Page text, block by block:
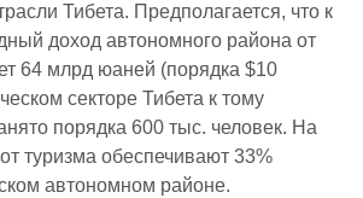
Тибета. Предполагается, что к
доход автономного района от
64 млрд юаней (порядка $10
секторе Тибета к тому
порядка 600 тыс. человек. На
туризма обеспечивают 33%
автономном районе.